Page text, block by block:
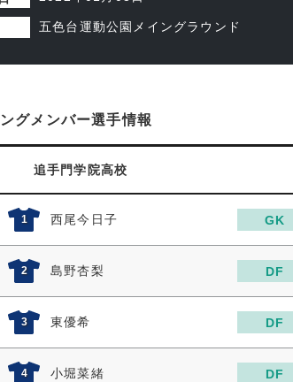
五色台運動公園メイングラウンド
グメンバー選手情報
追手門学院高校
1 西尾今日子 GK
2 島野杏梨 DF
3 東優希 DF
4 小堀菜緒 DF